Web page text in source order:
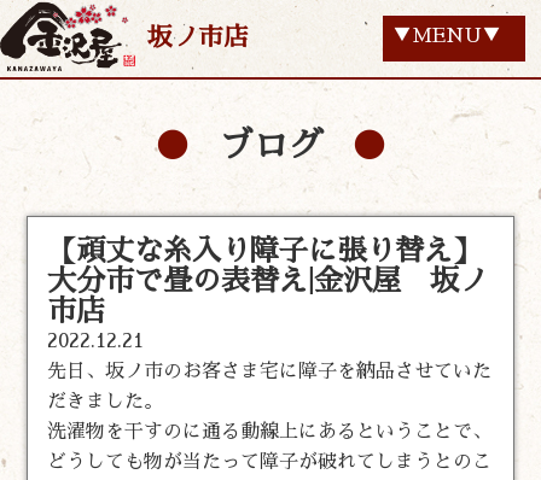
坂ノ市店 ▼MENU▼
ブログ
【頑丈な糸入り障子に張り替え】
大分市で畳の表替え|金沢屋 坂ノ
市店
2022.12.21
先日、坂ノ市のお客さま宅に障子を納品させていた
だきました。
洗濯物を干すのに通る動線上にあるということで、
どうしても物が当たって障子が破れてしまうとのこ